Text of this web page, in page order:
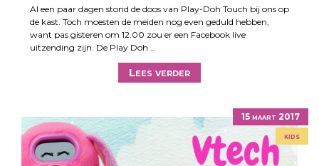
Al een paar dagen stond de doos van Play-Doh Touch bij ons op
de kast. Toch moesten de meiden nog even geduld hebben,
want pas gisteren om 12.00 zou er een Facebook live
uitzending zijn. De Play Doh …
Lees verder
15 maart 2017
kids